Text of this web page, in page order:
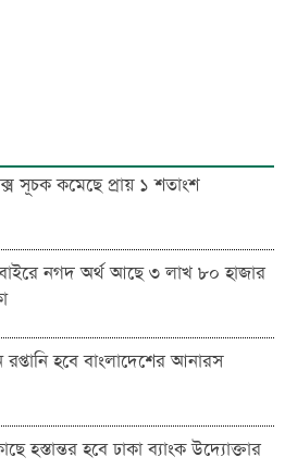
সূচক কমেছে প্রায় ১ শতাংশ
বাইরে নগদ অর্থ আছে ৩ লাখ ৮০ হাজার
রপ্তানি হবে বাংলাদেশের আনারস
হস্তান্তর হবে ঢাকা ব্যাংক উদ্যোক্তার